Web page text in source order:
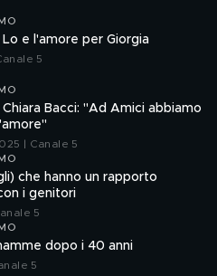
Lo e l'amore per Giorgia
5
Bacci: "Ad Amici abbiamo
| Canale 5
che hanno un rapporto
i genitori
5
dopo i 40 anni
5